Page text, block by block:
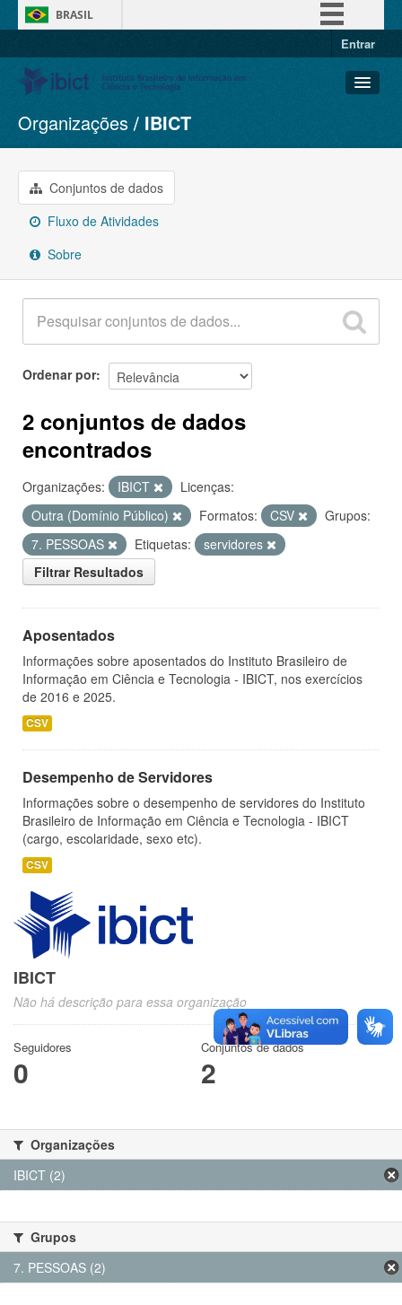
BRASIL
Entrar
Conjuntos de dados
Organizações
Grupos
Sobre
Organizações IBICT
Conjuntos de dados
Fluxo de Atividades
Sobre
Ordenar por
2 conjuntos de dados
encontrados
Organizações: IBICT
Licenças:
Outra (Domínio Público)
Formatos: CSV
Grupos:
7. PESSOAS
Etiquetas:
servidores
Filtrar Resultados
Aposentados
Informações sobre aposentados do Instituto Brasileiro de
Informação em Ciência e Tecnologia - IBICT, nos exercícios
de 2016 e 2025.
CSV
Desempenho de Servidores
Informações sobre o desempenho de servidores do Instituto
Brasileiro de Informação em Ciência e Tecnologia - IBICT
(cargo, escolaridade, sexo etc).
CSV
IBICT
Não há descrição para essa organização
Seguidores
0
Conjuntos de dados
2
Organizações
IBICT (2)
Grupos
7. PESSOAS (2)